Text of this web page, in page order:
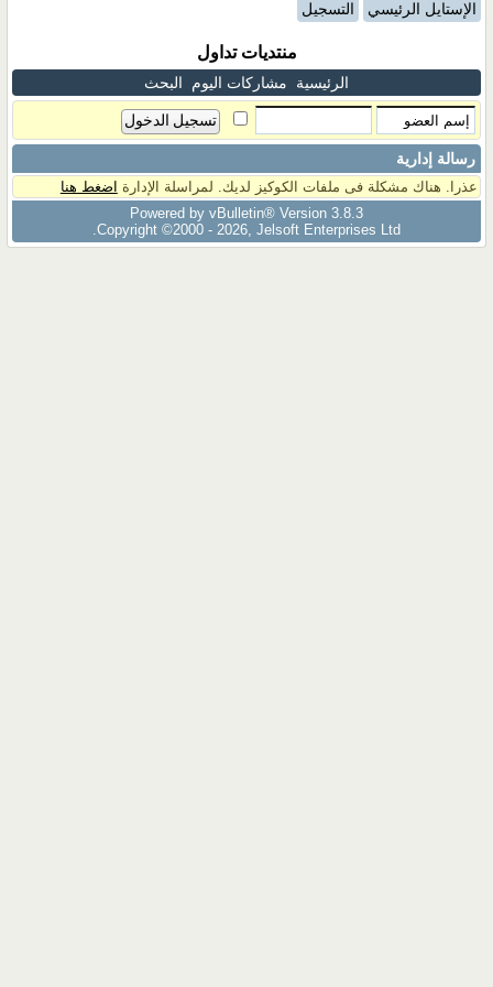
الإستايل الرئيسي التسجيل
منتديات تداول
الرئيسية مشاركات اليوم البحث
رسالة إدارية
عذرا. هناك مشكلة فى ملفات الكوكيز لديك. لمراسلة الإدارة اضغط هنا
Powered by vBulletin® Version 3.8.3
Copyright ©2000 - 2026, Jelsoft Enterprises Ltd.